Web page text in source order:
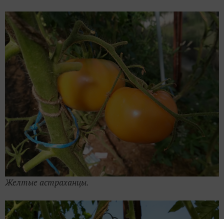
Желтые астраханцы.